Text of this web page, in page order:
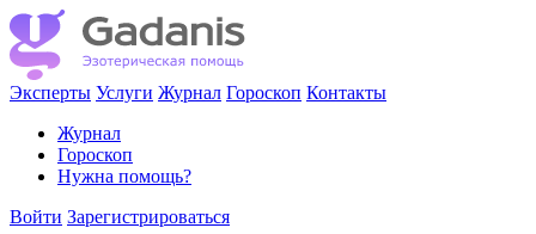
Эксперты Услуги Журнал Гороскоп Контакты
Журнал
Гороскоп
Нужна помощь?
Войти Зарегистрироваться